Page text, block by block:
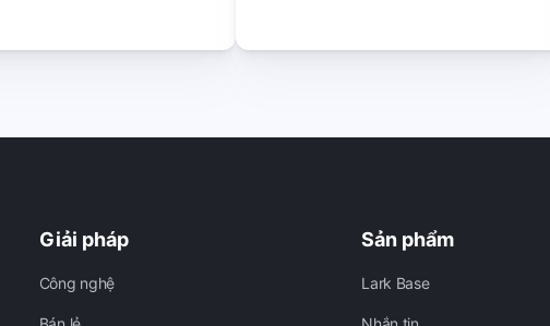
Giải pháp
Công nghệ
Sản phẩm
Lark Base